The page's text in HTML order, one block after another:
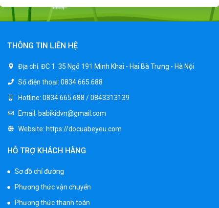
Xe ô tô điện trẻ em BPD-702
1.530.000 ₫
Xe 3 bánh đạp trẻ em FE-188
750.000 ₫
Xe 3 bánh trẻ em 968
350.000 ₫
950.000 ₫
1.250.000 ₫
THÔNG TIN LIÊN HỆ
Địa chỉ: ĐC 1: 35 Ngõ 191 Minh Khai - Hai Bà Trưng - Hà Nội
Số điện thoại: 0834.665.688
Hotline: 0834.665.688 / 0843313139
Email: babikidvn@gmail.com
Website: https://docuabeyeu.com
HỖ TRỢ KHÁCH HÀNG
Sơ đồ chỉ đường
Phương thức vận chuyển
Phương thức thanh toán